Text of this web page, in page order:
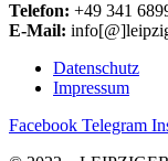
Telefon: +49 341
E-Mail:
Datenschutz
Impressum
Facebook Telegram